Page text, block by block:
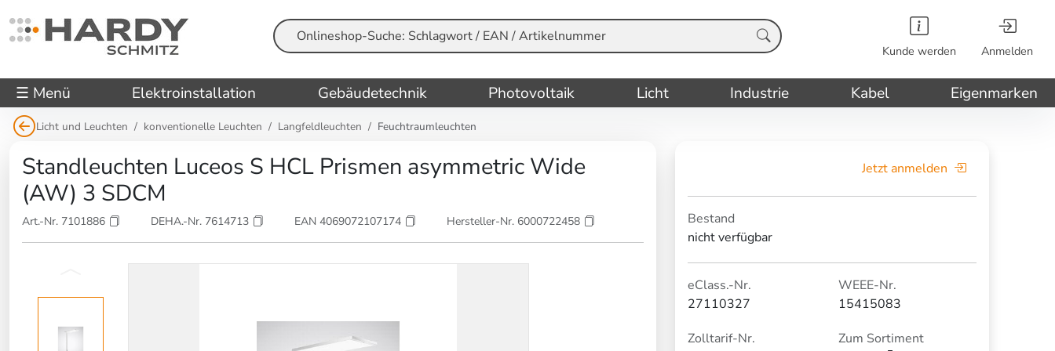
Suche Kunde werden Anmelden
☰ Menü Elektroinstallation Gebäudetechnik Photovoltaik Licht Industrie Kabel Eigenmarken
Licht und Leuchten konventionelle Leuchten Langfeldleuchten Feuchtraumleuchten
Standleuchten Luceos S HCL Prismen asymmetric Wide
(AW) 3 SDCM
Art.-Nr. 7101886 DEHA.-Nr. 7614713 EAN 4069072107174 Hersteller-Nr. 6000722458
Jetzt anmelden
Bestand
nicht verfügbar
eClass.-Nr.
27110327
WEEE-Nr.
15415083
Zolltarif-Nr.
Zum Sortiment